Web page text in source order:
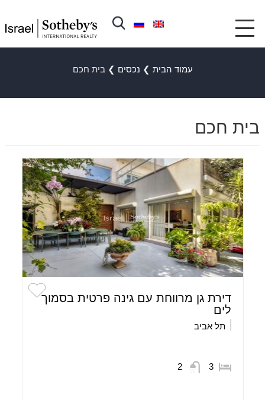
עמוד הבית ❯ נכסים ❯ בית חכם
בית חכם
דירת גן מרווחת עם גינה פרטית בסמוך
לים
תל אביב
3
2